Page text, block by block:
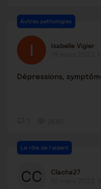
Autres pathologies
Isabelle Vigier
Dépressions,
Le rôle de l'aidant
Clacha27